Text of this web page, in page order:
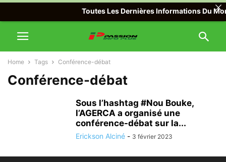
Home Tags Conférence-débat
Conférence-débat
Sous l’hashtag #Nou Bouke,
l’AGERCA a organisé une
conférence-débat sur la...
Erickson Alciné - 3 février 2023
Toutes Les Dernières Informations Du